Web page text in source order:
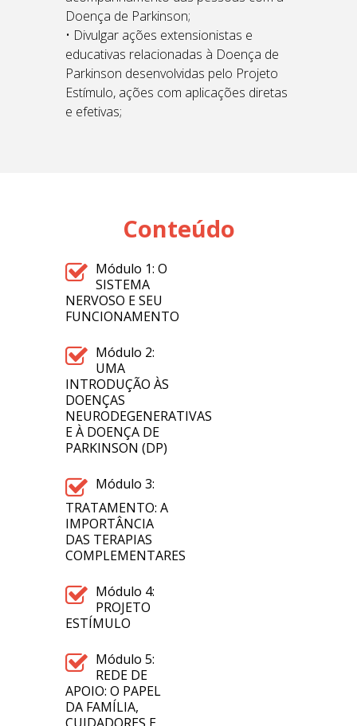
Doença de Parkinson;
• Divulgar ações extensionistas e
educativas relacionadas à Doença de
Parkinson desenvolvidas pelo Projeto
Estímulo, ações com aplicações diretas
e efetivas;
Conteúdo
Módulo 1: O
SISTEMA
NERVOSO E SEU
FUNCIONAMENTO
Módulo 2:
UMA
INTRODUÇÃO ÀS
DOENÇAS
NEURODEGENERATIVAS
E À DOENÇA DE
PARKINSON (DP)
Módulo 3:
TRATAMENTO: A
IMPORTÂNCIA
DAS TERAPIAS
COMPLEMENTARES
Módulo 4:
PROJETO
ESTÍMULO
Módulo 5:
REDE DE
APOIO: O PAPEL
DA FAMÍLIA,